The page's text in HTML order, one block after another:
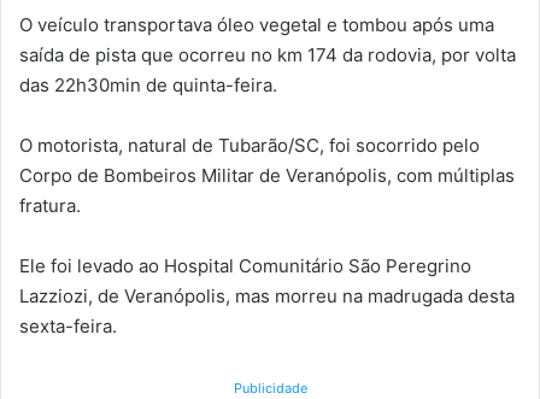
O veículo transportava óleo vegetal e tombou após uma
saída de pista que ocorreu no km 174 da rodovia, por volta
das 22h30min de quinta-feira.
O motorista, natural de Tubarão/SC, foi socorrido pelo
Corpo de Bombeiros Militar de Veranópolis, com múltiplas
fratura.
Ele foi levado ao Hospital Comunitário São Peregrino
Lazziozi, de Veranópolis, mas morreu na madrugada desta
sexta-feira.
Publicidade